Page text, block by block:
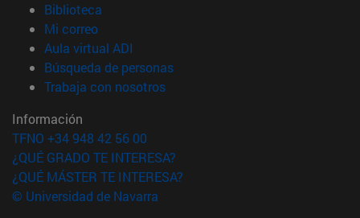
Biblioteca
Mi correo(abre en nueva ventana)
Aula virtual ADI
Búsqueda de personas(abre en nueva ventana)
Trabaja con nosotros(abre en nueva ventana)
Información
TFNO +34 948 42 56 00
¿QUÉ GRADO TE INTERESA?
¿QUÉ MÁSTER TE INTERESA?
© Universidad de Navarra